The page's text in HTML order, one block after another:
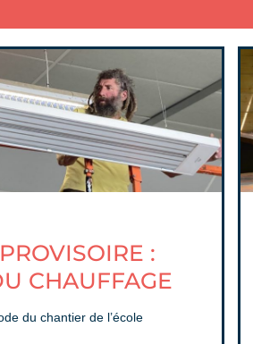
:
CHAUFFAGE
du chantier de l’école